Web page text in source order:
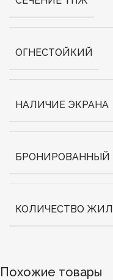
ОГНЕСТОЙКИЙ
НАЛИЧИЕ ЭКРАНА
БРОНИРОВАННЫЙ
КОЛИЧЕСТВО ЖИЛ
Похожие товары